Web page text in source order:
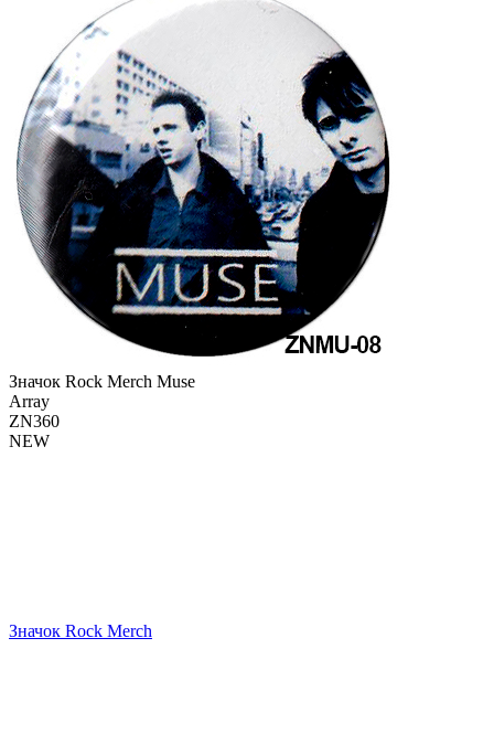
Значок Rock Merch Muse
Array
ZN360
NEW
Значок Rock Merch